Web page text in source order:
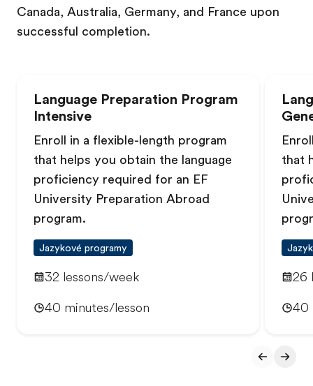
Canada, Australia, Germany, and France upon
successful completion.
Language Preparation Program
Intensive
Enroll in a flexible-length program
that helps you obtain the language
proficiency required for an EF
University Preparation Abroad
program.
Jazykové programy
32 lessons/week
40 minutes/lesson
that
26
40